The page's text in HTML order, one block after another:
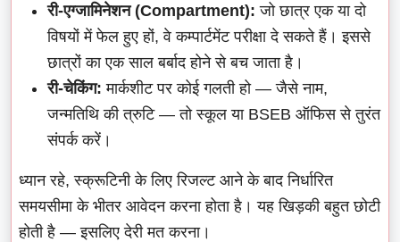
री-एग्जामिनेशन (Compartment): जो छात्र एक या दो
विषयों में फेल हुए हों, वे कम्पार्टमेंट परीक्षा दे सकते हैं। इससे
छात्रों का एक साल बर्बाद होने से बच जाता है।
री-चेकिंग: मार्कशीट पर कोई गलती हो — जैसे नाम,
जन्मतिथि की त्रुटि — तो स्कूल या BSEB ऑफिस से तुरंत
संपर्क करें।
ध्यान रहे, स्क्रूटिनी के लिए रिजल्ट आने के बाद निर्धारित
समयसीमा के भीतर आवेदन करना होता है। यह खिड़की बहुत छोटी
होती है — इसलिए देरी मत करना।